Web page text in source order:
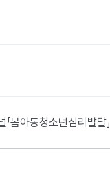
아동청소년심리발달」